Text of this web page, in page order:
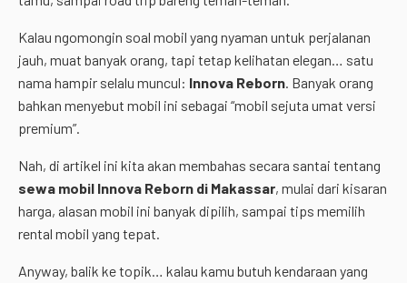
Kalau ngomongin soal mobil yang nyaman untuk perjalanan
jauh, muat banyak orang, tapi tetap kelihatan elegan… satu
nama hampir selalu muncul: Innova Reborn Banyak orang
bahkan menyebut mobil ini sebagai “mobil sejuta umat versi
premium”.
Nah, di artikel ini kita akan membahas secara santai tentang
sewa mobil Innova Reborn di Makassar, mulai dari kisaran
harga, alasan mobil ini banyak dipilih, sampai tips memilih
rental mobil yang tepat.
Anyway, balik ketopik… kalau kamu butuh kendaraan yang